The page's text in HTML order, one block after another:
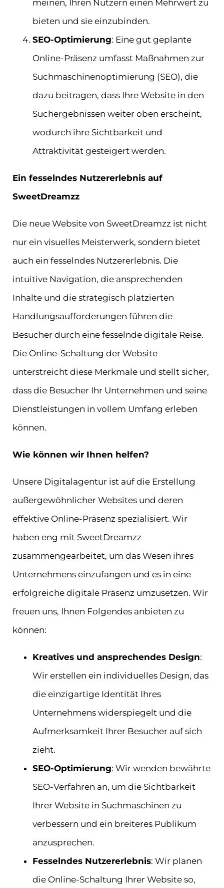
meinen, Ihren Nutzern einen Mehrwert zu
bieten und sie einzubinden.
SEO-Optimierung: Eine gut geplante
Online-Präsenz umfasst Maßnahmen zur
Suchmaschinenoptimierung (SEO), die
dazu beitragen, dass Ihre Website in den
Suchergebnissen weiter oben erscheint,
wodurch ihre Sichtbarkeit und
Attraktivität gesteigert werden.
Ein fesselndes Nutzererlebnis auf
SweetDreamzz
Die neue Website von SweetDreamzz ist nicht
nur ein visuelles Meisterwerk, sondern bietet
auch ein fesselndes Nutzererlebnis. Die
intuitive Navigation, die ansprechenden
Inhalte und die strategisch platzierten
Handlungsaufforderungen führen die
Besucher durch eine fesselnde digitale Reise.
Die Online-Schaltung der Website
unterstreicht diese Merkmale und stellt sicher,
dass die Besucher Ihr Unternehmen und seine
Dienstleistungen in vollem Umfang erleben
können.
Wie können wir Ihnen helfen?
Unsere Digitalagentur ist auf die Erstellung
außergewöhnlicher Websites und deren
effektive Online-Präsenz spezialisiert. Wir
haben eng mit SweetDreamzz
zusammengearbeitet, um das Wesen ihres
Unternehmens einzufangen und es in eine
erfolgreiche digitale Präsenz umzusetzen. Wir
freuen uns, Ihnen Folgendes anbieten zu
können:
Kreatives und ansprechendes Design:
Wir erstellen ein individuelles Design, das
die einzigartige Identität Ihres
Unternehmens widerspiegelt und die
Aufmerksamkeit Ihrer Besucher auf sich
zieht.
SEO-Optimierung: Wir wenden bewährte
SEO-Verfahren an, um die Sichtbarkeit
Ihrer Website in Suchmaschinen zu
verbessern und ein breiteres Publikum
anzusprechen.
Fesselndes Nutzererlebnis: Wir planen
die Online-Schaltung Ihrer Website so,